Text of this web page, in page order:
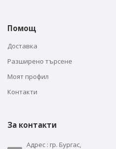
Помощ
Доставка
Разширено търсене
Моят профил
Контакти
За контакти
Адрес : гр. Бургас,